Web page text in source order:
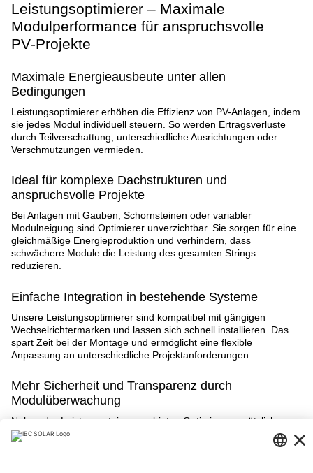
Leistungsoptimierer – Maximale
Modulperformance für anspruchsvolle
PV‑Projekte
Maximale Energieausbeute unter allen
Bedingungen
Leistungsoptimierer erhöhen die Effizienz von PV-Anlagen, indem
sie jedes Modul individuell steuern. So werden Ertragsverluste
durch Teilverschattung, unterschiedliche Ausrichtungen oder
Verschmutzungen vermieden.
Ideal für komplexe Dachstrukturen und
anspruchsvolle Projekte
Bei Anlagen mit Gauben, Schornsteinen oder variabler
Modulneigung sind Optimierer unverzichtbar. Sie sorgen für eine
gleichmäßige Energieproduktion und verhindern, dass
schwächere Module die Leistung des gesamten Strings
reduzieren.
Einfache Integration in bestehende Systeme
Unsere Leistungsoptimierer sind kompatibel mit gängigen
Wechselrichtermarken und lassen sich schnell installieren. Das
spart Zeit bei der Montage und ermöglicht eine flexible
Anpassung an unterschiedliche Projektanforderungen.
Mehr Sicherheit und Transparenz durch
Modulüberwachung
Neben der Leistungssteigerung bieten Optimierer zusätzliche
Sicherheitsfunktionen und ermöglichen eine detaillierte
Überwachung auf Modulebene. So lassen sich Fehler frühzeitig